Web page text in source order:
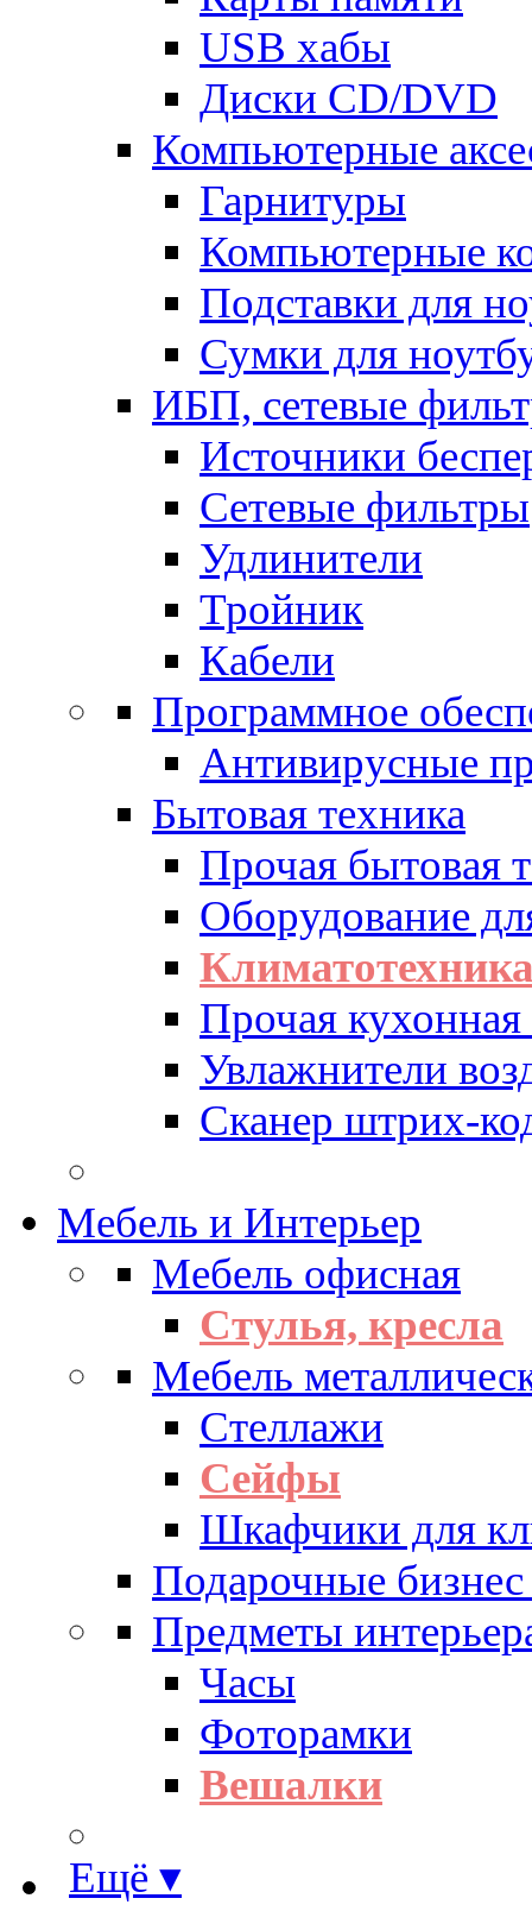
USB хабы
Диски CD/DVD
Компьютерные
Гарнитуры
Компьютерные
Подставки для
Сумки для
ИБП, сетевые
Источники
Сетевые фильтры
Удлинители
Тройник
Кабели
Программное
Антивирусные
Бытовая техника
Прочая бытовая
Оборудование
Прочая кухонная
Увлажнители
Сканер штрих-
Мебель и Интерьер
Мебель офисная
Стулья, кресла
Мебель
Стеллажи
Сейфы
Шкафчики для
Подарочные бизнес
Предметы
Часы
Фоторамки
Вешалки
Ещё ▾